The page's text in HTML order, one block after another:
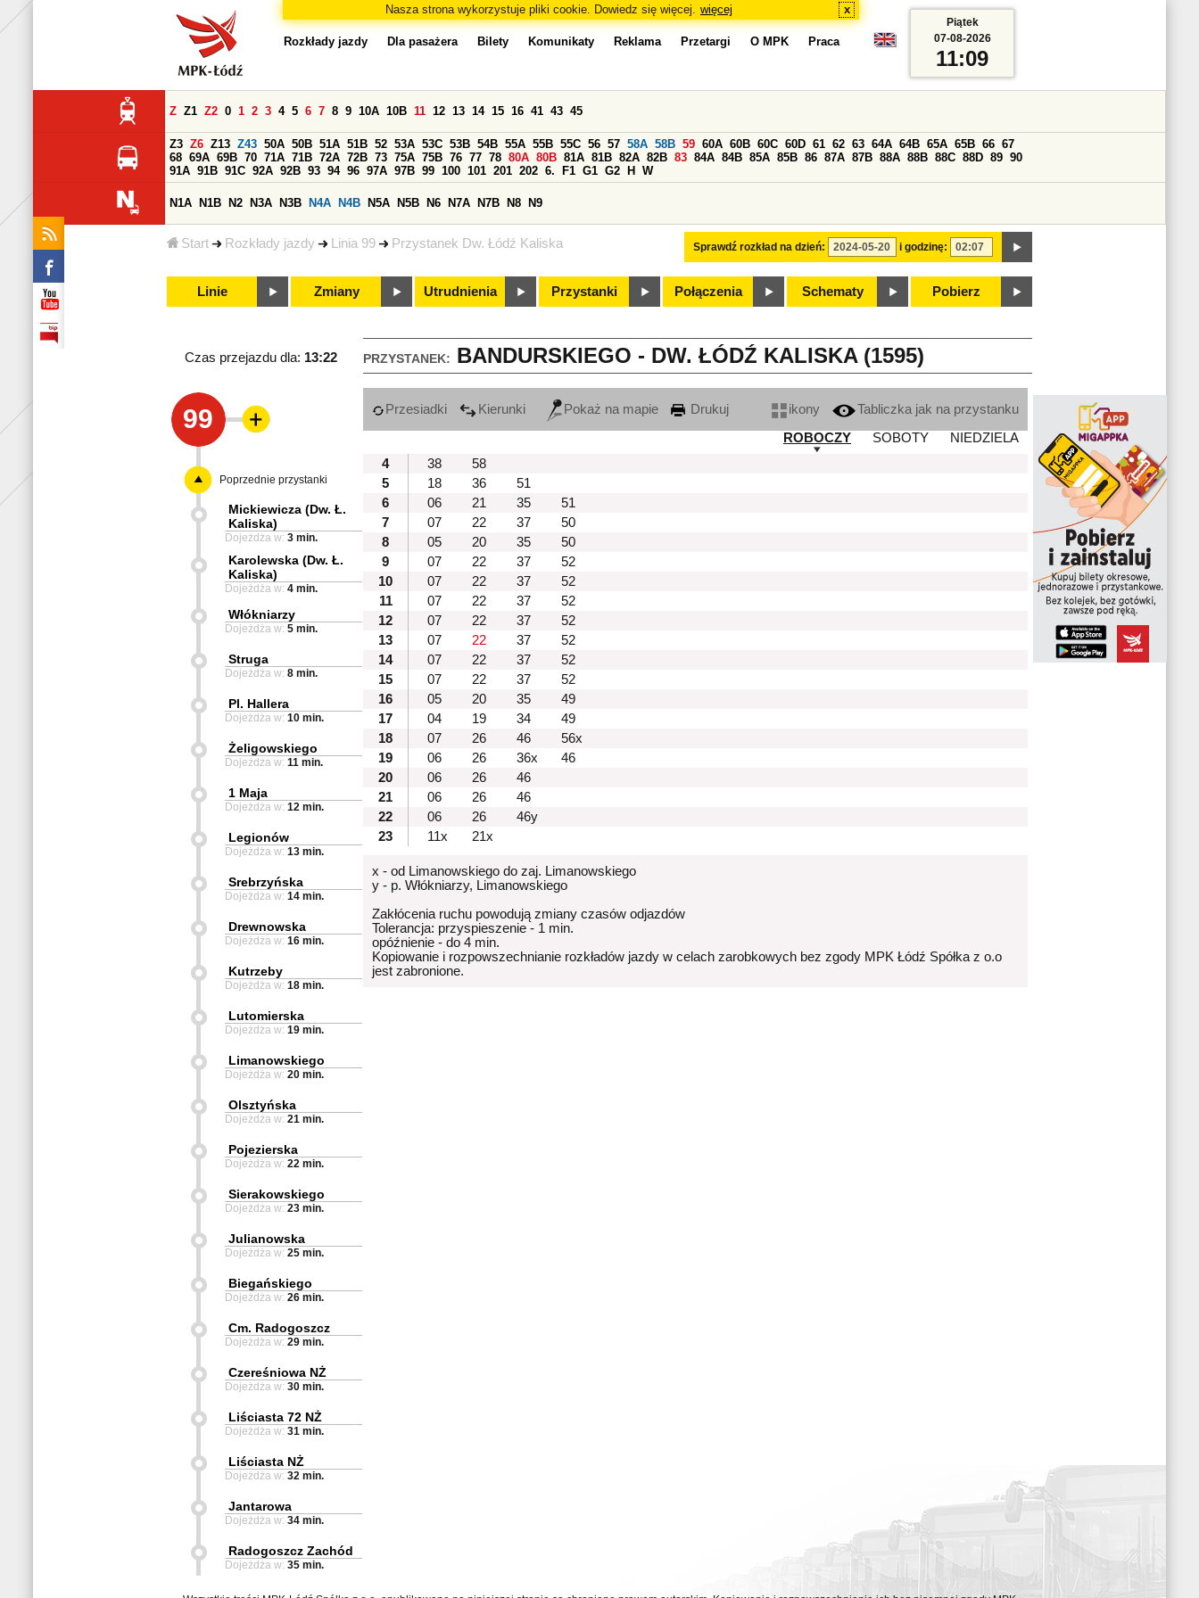
Nasza strona wykorzystuje pliki cookie. Dowiedz się więcej. więcej x
Start Rozkłady jazdy Linia 99 Przystanek Dw. Łódź Kaliska
Rozkłady jazdy Dla pasażera Bilety Komunikaty Reklama Przetargi O MPK Praca
Sprawdź rozkład na dzień: i godzinę:
Z Z1 Z2 0 1 2 3 4 5 6 7 8 9 10A 10B 11 12 13 14 15 16 41 43 45
Z3 Z6 Z13 Z43 50A 50B 51A 51B 52 53A 53C 53B 54B 55A 55B 55C 56 57 58A 58B 59 60A 60B 60C 60D 61 62 63 64A 64B 65A 65B 66 67
68 69A 69B 70 71A 71B 72A 72B 73 75A 75B 76 77 78 80A 80B 81A 81B 82A 82B 83 84A 84B 85A 85B 86 87A 87B 88A 88B 88C 88D 89 90
91A 91B 91C 92A 92B 93 94 96 97A 97B 99 100 101 201 202 6. F1 G1 G2 H W
N1A N1B N2 N3A N3B N4A N4B N5A N5B N6 N7A N7B N8 N9
Linie Zmiany Utrudnienia Przystanki Połączenia Schematy Pobierz
Piątek
07-08-2026
11:09
PRZYSTANEK: BANDURSKIEGO - DW. ŁÓDŹ KALISKA (1595)
Czas przejazdu dla: 13:22
99 Przesiadki Kierunki Pokaż na mapie Drukuj ikony
Tabliczka jak na przystanku
ROBOCZY
SOBOTY
NIEDZIELA
4
38
58
5
18 36
51
6
06 21 35
51
7
07 22 37
50
8
05 20 35
50
9
07 22 37
52
10
07 22 37
52
11
07 22 37
52
12
07 22 37
52
13
07 22 37
52
14
07 22 37
52
15
07 22 37
52
16
05 20 35
49
17
04 19 34
49
18
07 26 46
56x
19
06 26 36x
46
20
06 26
46
21
06 26
46
22
06 26
46y
23
11x 21x
x - od Limanowskiego do zaj. Limanowskiego
y - p. Włókniarzy, Limanowskiego
Zakłócenia ruchu powodują zmiany czasów odjazdów
Tolerancja: przyspieszenie - 1 min.
opóźnienie - do 4 min.
Kopiowanie i rozpowszechnianie rozkładów jazdy w celach zarobkowych bez zgody MPK Łódź Spółka z o.o
jest zabronione.
Poprzednie przystanki
Mickiewicza (Dw. Ł.
Kaliska)
Dojeżdża w: 3 min.
Karolewska (Dw. Ł.
Kaliska)
Dojeżdża w: 4 min.
Włókniarzy
Dojeżdża w: 5 min.
Struga
Dojeżdża w: 8 min.
Pl. Hallera
Dojeżdża w: 10 min.
Żeligowskiego
Dojeżdża w: 11 min.
1 Maja
Dojeżdża w: 12 min.
Legionów
Dojeżdża w: 13 min.
Srebrzyńska
Dojeżdża w: 14 min.
Drewnowska
Dojeżdża w: 16 min.
Kutrzeby
Dojeżdża w: 18 min.
Lutomierska
Dojeżdża w: 19 min.
Limanowskiego
Dojeżdża w: 20 min.
Olsztyńska
Dojeżdża w: 21 min.
Pojezierska
Dojeżdża w: 22 min.
Sierakowskiego
Dojeżdża w: 23 min.
Julianowska
Dojeżdża w: 25 min.
Biegańskiego
Dojeżdża w: 26 min.
Cm. Radogoszcz
Dojeżdża w: 29 min.
Czereśniowa NŻ
Dojeżdża w: 30 min.
Liściasta 72 NŻ
Dojeżdża w: 31 min.
Liściasta NŻ
Dojeżdża w: 32 min.
Jantarowa
Dojeżdża w: 34 min.
Radogoszcz Zachód
Dojeżdża w: 35 min.